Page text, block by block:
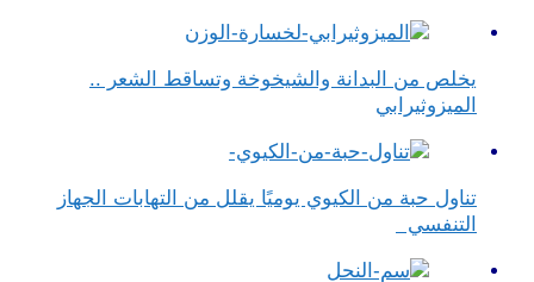
يخلص من البدانة والشيخوخة وتساقط الشعر ..
الميزوثيرابي
تناول حبة من الكيوي يوميًا يقلل من التهابات الجهاز
التنفسي